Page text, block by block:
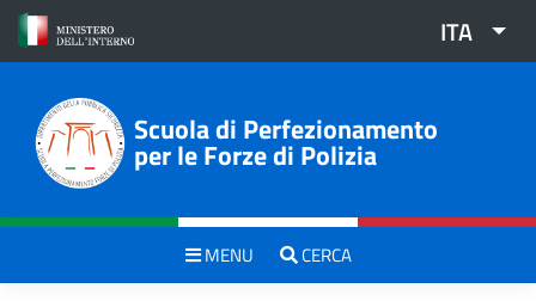
Skip
content
ITA
Scuola di Perfezionamento
per le Forze di Polizia
MENU CERCA